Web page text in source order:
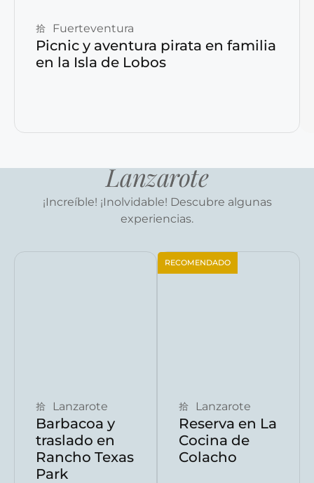
Fuerteventura
Picnic y aventura pirata en familia
en la Isla de Lobos
Lanzarote
¡Increíble! ¡Inolvidable! Descubre algunas
experiencias.
Lanzarote
Barbacoa y
traslado en
Rancho Texas
Park
RECOMENDADO
Lanzarote
Reserva en La
Cocina de
Colacho